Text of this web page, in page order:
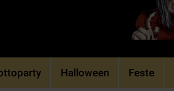
Halloween Feste